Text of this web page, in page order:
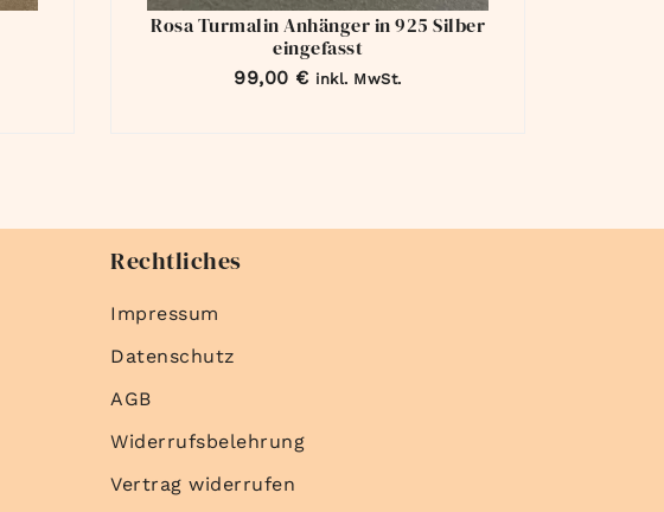
Rosa Turmalin Anhänger in 925 Silber
eingefasst
99,00 € inkl. MwSt.
Rechtliches
Impressum
Datenschutz
AGB
Widerrufsbelehrung
Vertrag widerrufen